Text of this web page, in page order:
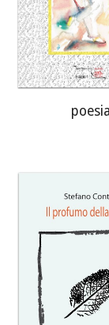
poesia